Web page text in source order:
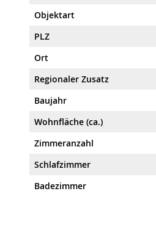
Ort
Regionaler Zusatz
Baujahr
Wohnfläche (ca.)
Zimmeranzahl
Schlafzimmer
Badezimmer